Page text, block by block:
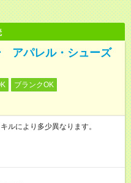
アパレル・シューズ
ブランクOK
により多少異なります。